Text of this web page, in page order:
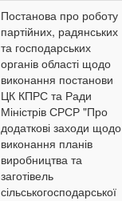
Постанова про роботу
партійних, радянських
та господарських
органів області щодо
виконання постанови
ЦК КПРС та Ради
Міністрів СРСР "Про
додаткові заходи щодо
виконання планів
виробництва та
заготівель
сільськогосподарської